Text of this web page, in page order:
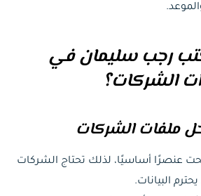
رجب سليمان في
الشركات؟
ملفات الشركات
عنصرًا أساسيًا، لذلك تحتاج الشركات
البيانات.